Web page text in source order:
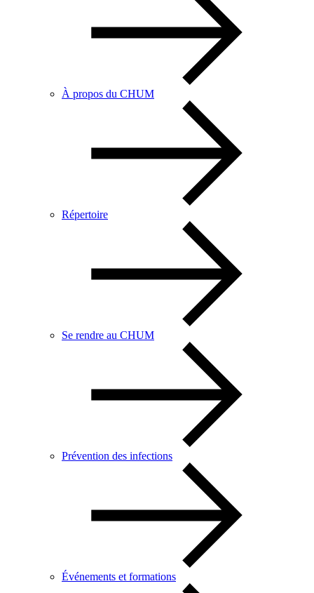
À propos du CHUM
Répertoire
Se rendre au CHUM
Prévention des infections
Événements et formations